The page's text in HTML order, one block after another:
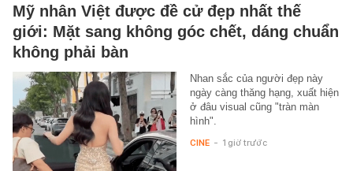
Mỹ nhân Việt được đề cử đẹp nhất thế
giới: Mặt sang không góc chết, dáng chuẩn
không phải bàn
Nhan sắc của người đẹp này
ngày càng thăng hạng, xuất hiện
ở đâu visual cũng "tràn màn
hình".
CINE - 1 giờ trước